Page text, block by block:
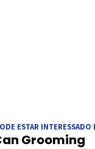
ESTAR
Grooming